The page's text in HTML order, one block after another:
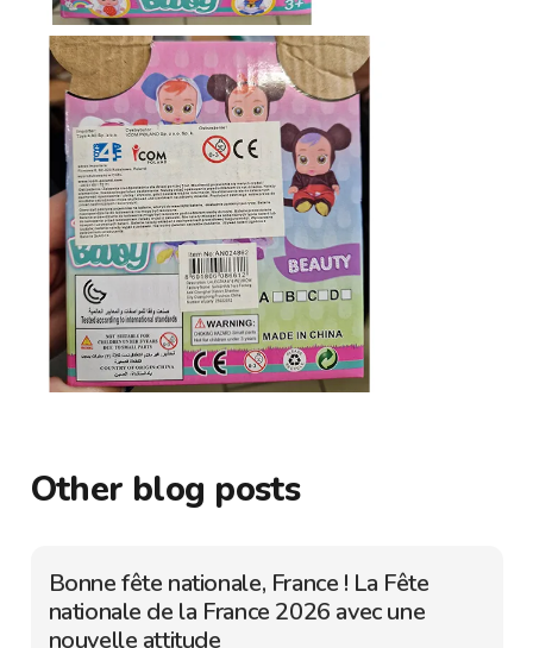
Other blog posts
Bonne fête nationale, France ! La Fête
nationale de la France 2026 avec une
nouvelle attitude